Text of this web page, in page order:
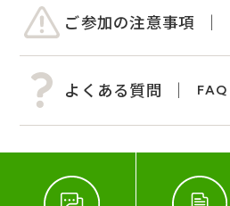
ご参加の注意事項
よくある質問 FAQ